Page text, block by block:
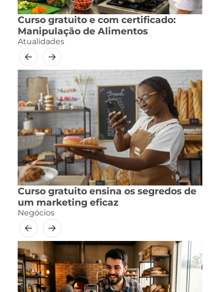
Curso gratuito e com certificado:
Manipulação de Alimentos
Atualidades
Curso gratuito ensina os segredos de
um marketing eficaz
Negócios